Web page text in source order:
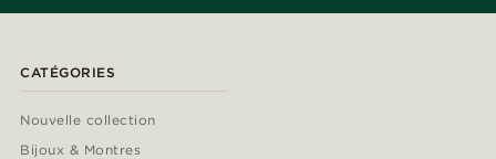
CATÉGORIES
Nouvelle collection
Bijoux & Montres